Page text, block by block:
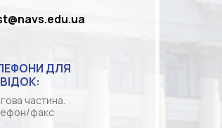
ДЛЯ
частина.
факс